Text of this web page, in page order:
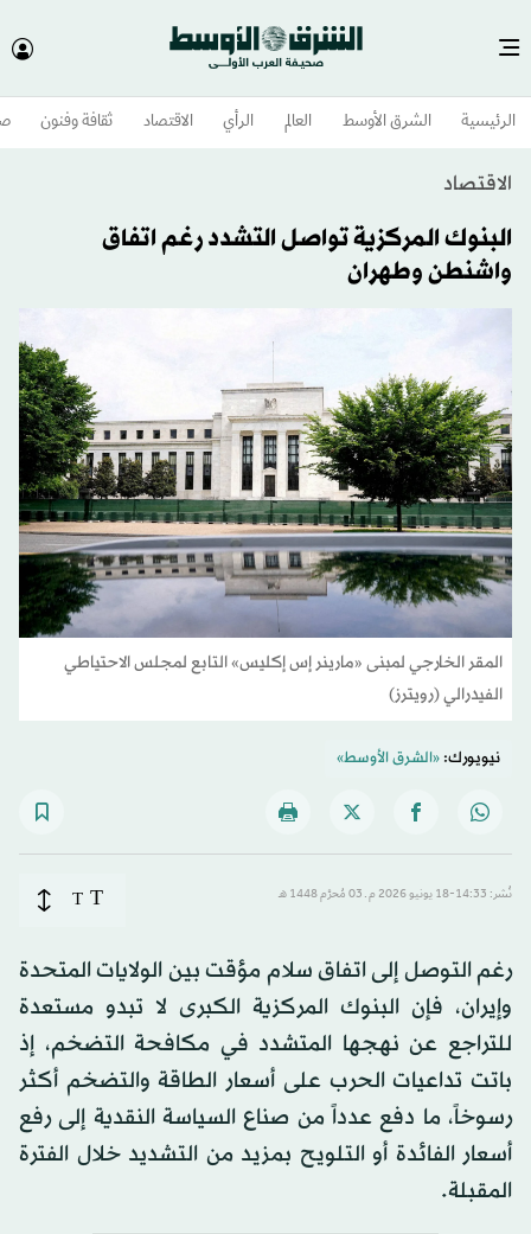
الرئيسية الشرق الأوسط​ العالم الرأي الاقتصاد ثقافة وفنون
الاقتصاد
البنوك المركزية تواصل التشدد رغم اتفاق
واشنطن وطهران
المقر الخارجي لمبنى «مارينر إس إكليس» التابع لمجلس الاحتياطي
الفيدرالي (رويترز)
نيويورك:«الشرق الأوسط»
نُشر: 14:33-18 يونيو 2026 م ـ 03 مُحرَّم 1448 هـ T
T
رغم التوصل إلى اتفاق سلام مؤقت بين الولايات المتحدة
وإيران، فإن البنوك المركزية الكبرى لا تبدو مستعدة
للتراجع عن نهجها المتشدد في مكافحة التضخم، إذ
باتت تداعيات الحرب على أسعار الطاقة والتضخم أكثر
رسوخاً، ما دفع عدداً من صناع السياسة النقدية إلى رفع
أسعار الفائدة أو التلويح بمزيد من التشديد خلال الفترة
المقبلة.